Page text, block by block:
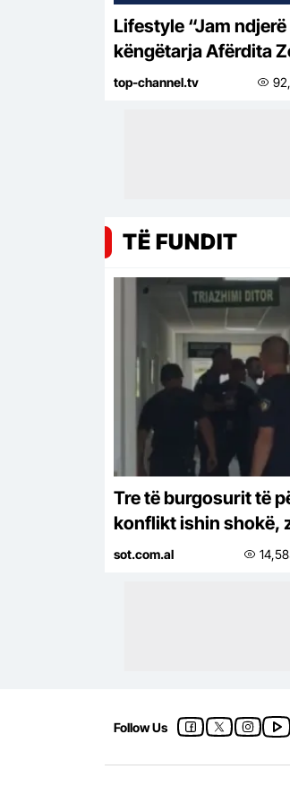
Lifestyle “Jam ndjerë shumë keq”,
këngëtarja Afërdita
Parashqevinë nuk e
top-channel.tv
TË FUNDIT
Tre të burgosurit të
konflikt ishin shokë,
nga sherri në burgun
sot.com.al
Follow Us